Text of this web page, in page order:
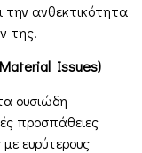
την ανθεκτικότητα
της.
Issues)
ουσιώδη
προσπάθειες
ευρύτερους